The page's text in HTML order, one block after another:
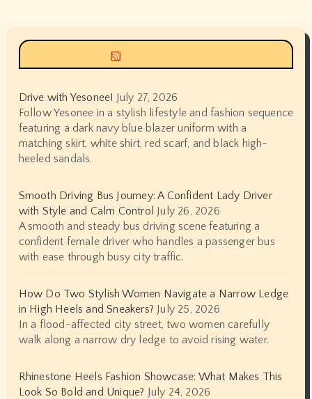
Drive with Yesonee! July 27, 2026
Follow Yesonee in a stylish lifestyle and fashion sequence
featuring a dark navy blue blazer uniform with a
matching skirt, white shirt, red scarf, and black high-
heeled sandals.
Smooth Driving Bus Journey: A Confident Lady Driver
with Style and Calm Control July 26, 2026
A smooth and steady bus driving scene featuring a
confident female driver who handles a passenger bus
with ease through busy city traffic.
How Do Two Stylish Women Navigate a Narrow Ledge
in High Heels and Sneakers? July 25, 2026
In a flood-affected city street, two women carefully
walk along a narrow dry ledge to avoid rising water.
Rhinestone Heels Fashion Showcase: What Makes This
Look So Bold and Unique? July 24, 2026